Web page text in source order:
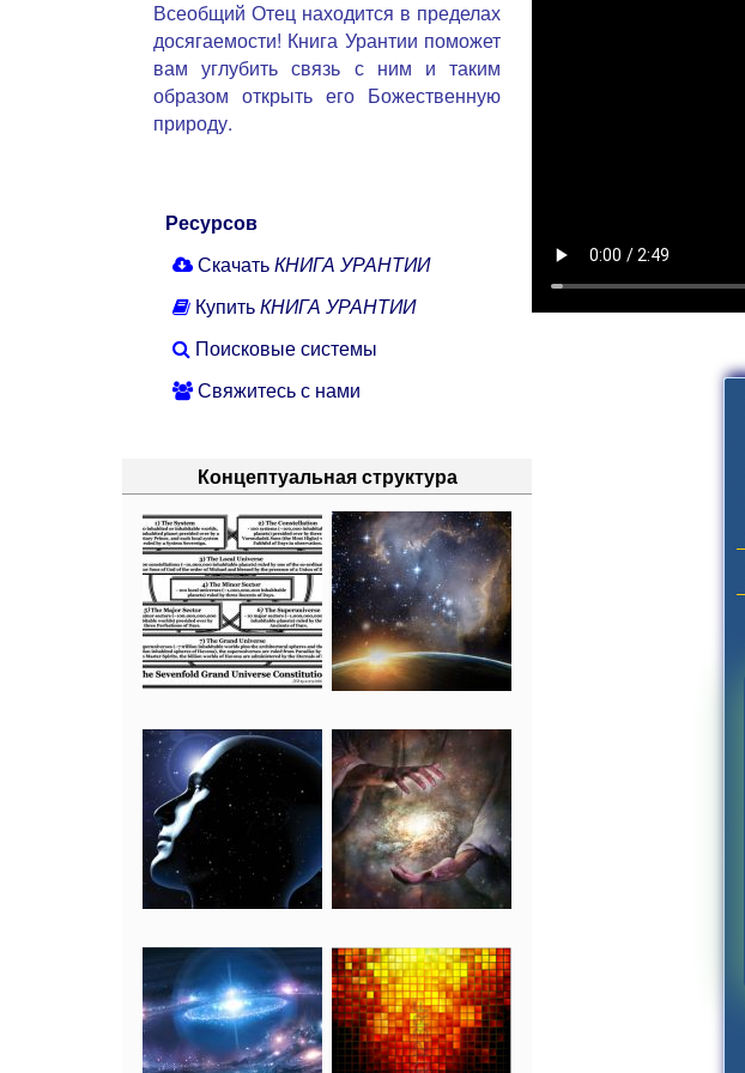
Всеобщий Отец находится в пределах
досягаемости! Книга Урантии поможет
вам углубить связь с ним и таким
образом открыть его Божественную
природу.
Ресурсов
СкачатьКНИГА УРАНТИИ
КупитьКНИГА УРАНТИИ
Поисковые системы
Свяжитесь с нами
Концептуальная структура